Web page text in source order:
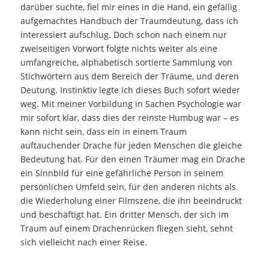
darüber suchte, fiel mir eines in die Hand, ein gefällig
aufgemachtes Handbuch der Traumdeutung, dass ich
interessiert aufschlug. Doch schon nach einem nur
zweiseitigen Vorwort folgte nichts weiter als eine
umfangreiche, alphabetisch sortierte Sammlung von
Stichwörtern aus dem Bereich der Träume, und deren
Deutung. Instinktiv legte ich dieses Buch sofort wieder
weg. Mit meiner Vorbildung in Sachen Psychologie war
mir sofort klar, dass dies der reinste Humbug war – es
kann nicht sein, dass ein in einem Traum
auftauchender Drache für jeden Menschen die gleiche
Bedeutung hat. Für den einen Träumer mag ein Drache
ein Sinnbild für eine gefährliche Person in seinem
persönlichen Umfeld sein, für den anderen nichts als
die Wiederholung einer Filmszene, die ihn beeindruckt
und beschäftigt hat. Ein dritter Mensch, der sich im
Traum auf einem Drachenrücken fliegen sieht, sehnt
sich vielleicht nach einer Reise.